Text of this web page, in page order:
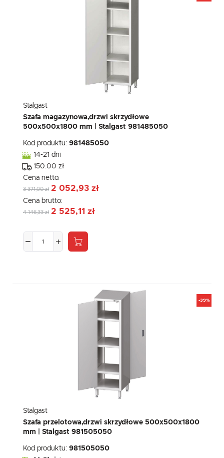
Stalgast
Szafa magazynowa,drzwi skrzydłowe
500x500x1800 mm | Stalgast 981485050
Kod produktu: 981485050
14-21 dni
150.00 zł
Cena netto:
3 371,00 zł 2 052,93 zł
Cena brutto:
4 146,33 zł 2 525,11 zł
-39%
Stalgast
Szafa przelotowa,drzwi skrzydłowe 500x500x1800
mm | Stalgast 981505050
Kod produktu: 981505050